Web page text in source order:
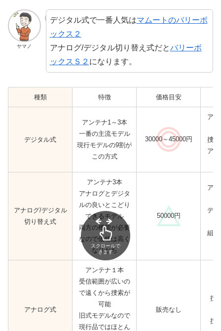
ヤマノ
デジタル式で一番人気はマムートのバリーボ
ックス２
アナログ/デジタル切り替え式だとバリーボ
ックスＳ２ になります。
種類 特徴 価格目安
デジタル式
アンテナ1～3本
一番の主流モデル
現行モデルの9割が
この方式
30000～45000円
ア
捜
ア
アナログ/デジタル
切り替え式
アンテナ3本
アナログとデジタ
ルの良いとこどり
できるモデル
両方の機能が必要
なので価格は高く
なりがち
50000円
ア
デ
組
アナログ式
アンテナ１本
受信範囲が広いの
で遠くから捜索が
可能
旧式モデルなので
現行品ではほとん
販売なし
捜
捜
スクロールで
きます